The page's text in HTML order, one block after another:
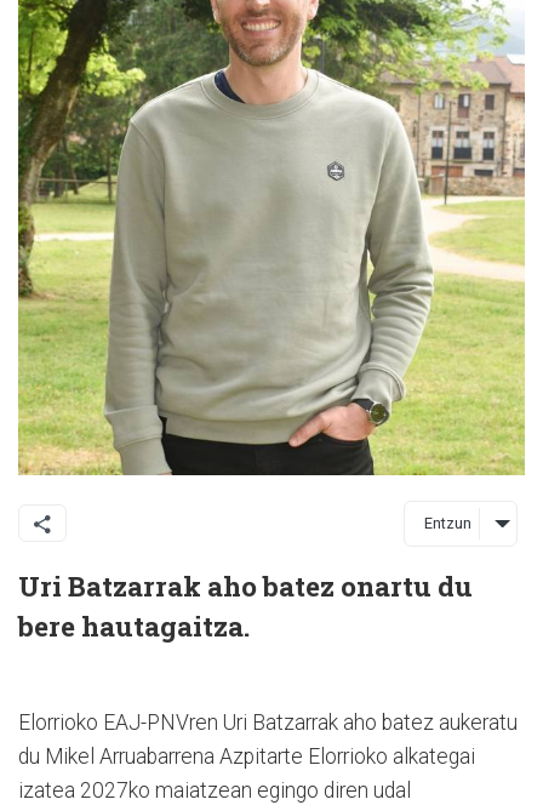
Entzun
Uri Batzarrak aho batez onartu du
bere hautagaitza.
Elorrioko EAJ-PNVren Uri Batzarrak aho batez aukeratu
du Mikel Arruabarrena Azpitarte Elorrioko alkategai
izatea 2027ko maiatzean egingo diren udal